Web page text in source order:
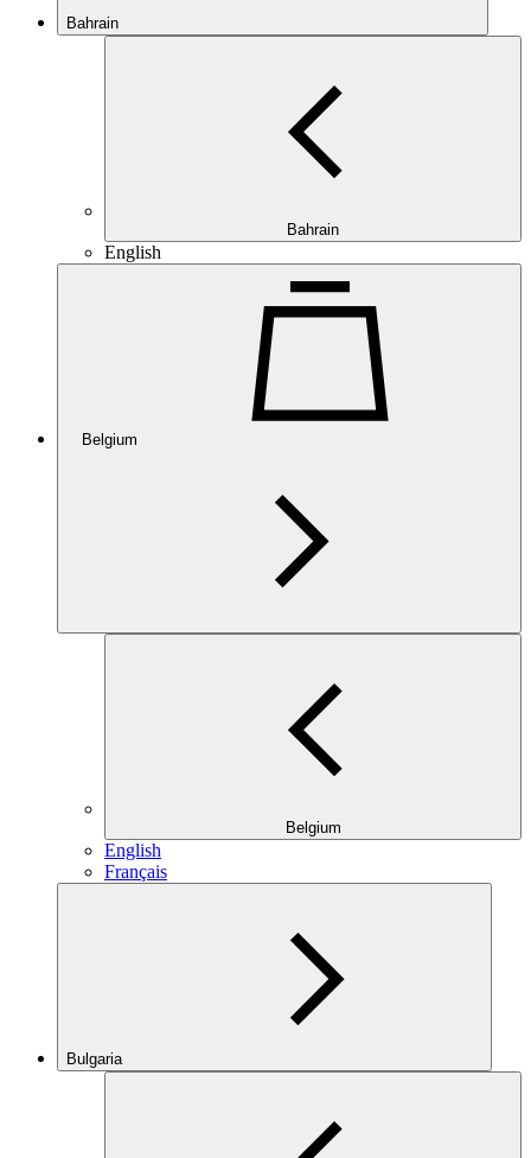
Bahrain
Bahrain
English
Belgium
Belgium
English
Français
Bulgaria